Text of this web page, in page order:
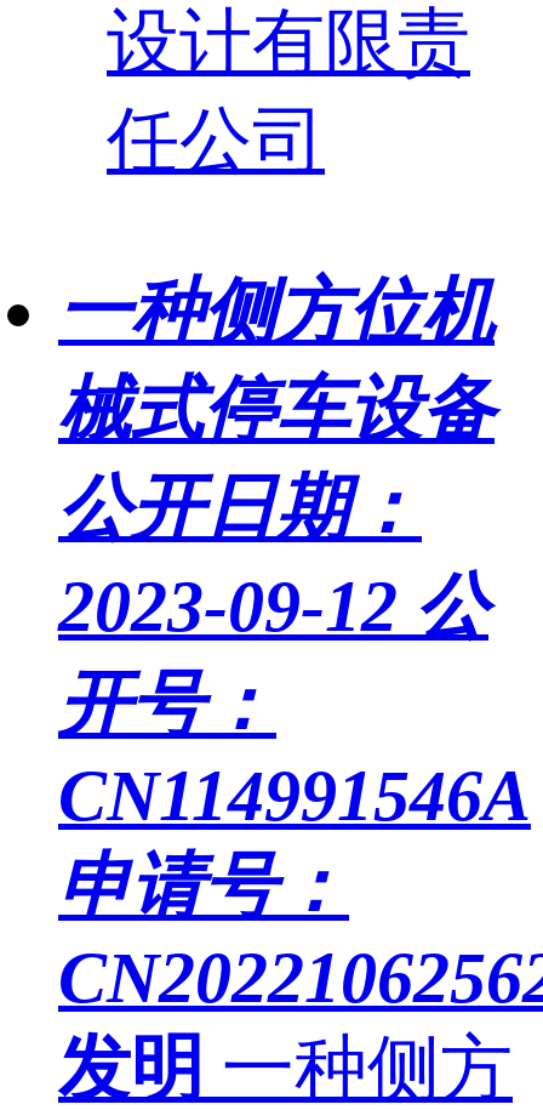
设计有限责
任公司
一种侧方位机
械式停车设备
公开日期：
2023-09-12 公
开号：
CN114991546A
申请号：
发明 一种侧方